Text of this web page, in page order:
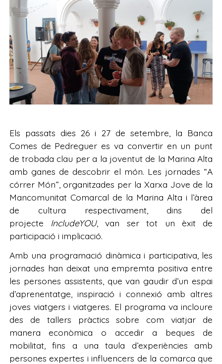
Els passats dies 26 i 27 de setembre, la Banca
Comes de Pedreguer es va convertir en un punt
de trobada clau per a la joventut de la Marina Alta
amb ganes de descobrir el món. Les jornades “A
córrer Món”, organitzades per la Xarxa Jove de la
Mancomunitat Comarcal de la Marina Alta i l’àrea
de cultura respectivament, dins del
projecte IncludeYOU, van ser tot un èxit de
participació i implicació.
Amb una programació dinàmica i participativa, les
jornades han deixat una empremta positiva entre
les persones assistents, que van gaudir d’un espai
d’aprenentatge, inspiració i connexió amb altres
joves viatgers i viatgeres. El programa va incloure
des de tallers pràctics sobre com viatjar de
manera econòmica o accedir a beques de
mobilitat, fins a una taula d’experiències amb
persones expertes i influencers de la comarca que